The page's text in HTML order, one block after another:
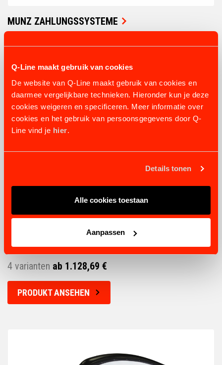
Q-Line maakt gebruik van cookies
De website van Q-Line maakt gebruik van cookies en
daarmee vergelijkbare technieken. Hieronder kun je deze
cookies weigeren en specificeren. Meer informatie over
cookies en het gebruik van persoonsgegevens door Q-
Line vind je hier.
Details tonen
Alle cookies toestaan
Aanpassen
MUNZ ZAHLUNGSSYSTEME
PRODUKT ANSEHEN
4 varianten ab 1.128,69 €
PRODUKT ANSEHEN